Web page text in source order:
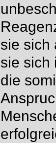
sie sich
sie sich
die